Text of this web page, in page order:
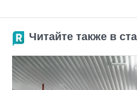
Читайте также в